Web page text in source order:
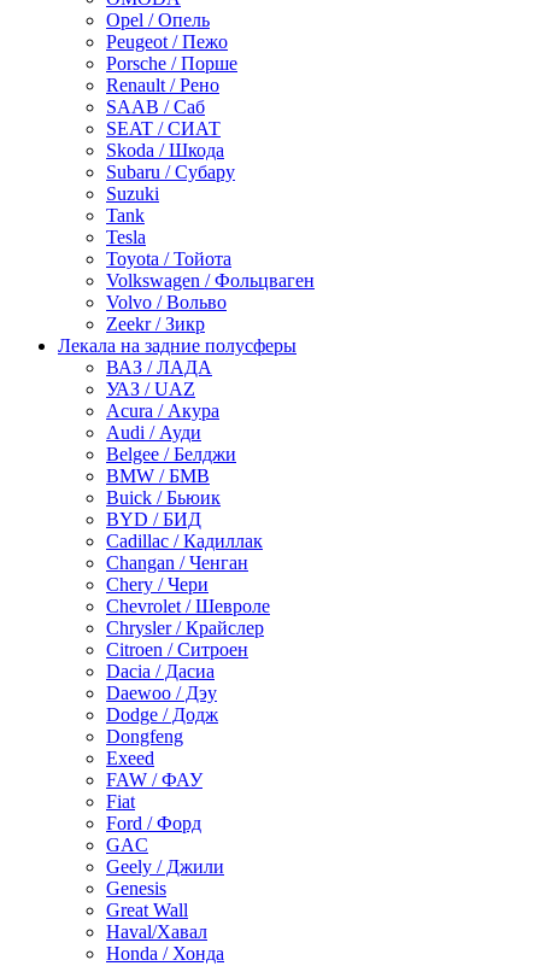
Opel / Опель
Peugeot / Пежо
Porsche / Порше
Renault / Рено
SAAB / Саб
SEAT / СИАТ
Skoda / Шкода
Subaru / Субару
Suzuki
Tank
Tesla
Toyota / Тойота
Volkswagen / Фольцваген
Volvo / Вольво
Zeekr / Зикр
Лекала на задние полусферы
ВАЗ / ЛАДА
УАЗ / UAZ
Acura / Акура
Audi / Ауди
Belgee / Белджи
BMW / БМВ
Buick / Бьюик
BYD / БИД
Cadillac / Кадиллак
Changan / Ченган
Chery / Чери
Chevrolet / Шевроле
Chrysler / Крайслер
Citroen / Ситроен
Dacia / Дасиа
Daewoo / Дэу
Dodge / Додж
Dongfeng
Exeed
FAW / ФАУ
Fiat
Ford / Форд
GAC
Geely / Джили
Genesis
Great Wall
Haval/Хавал
Honda / Хонда